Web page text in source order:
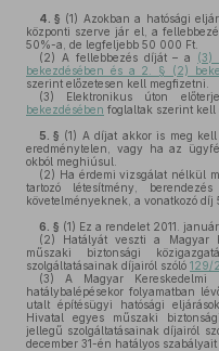
4. § (1) Azokban a hatósági
központi szerve jár el, a
50%-a, de legfeljebb 50 000 Ft.
(2) A fellebbezés díját – a (3)
bekezdésében és a 2. § (2)
szerint előzetesen kell megfizetni.
(3) Elektronikus úton
bekezdésében foglaltak szerint kell
5. § (1) A díjat akkor is meg
eredménytelen, vagy ha az
okból meghiúsul.
(2) Ha érdemi vizsgálat nélkül
tartozó létesítmény,
követelményeknek, a vonatkozó díj
6. § (1) Ez a rendelet 2011.
(2) Hatályát veszti a Magyar
műszaki biztonsági
szolgáltatásainak díjairól szóló 129/
(3) A Magyar Kereskedelmi
hatálybalépésekor folyamatban
utalt építésügyi hatósági
Hivatal egyes műszaki
jellegű szolgáltatásainak díjairól
december 31-én hatályos